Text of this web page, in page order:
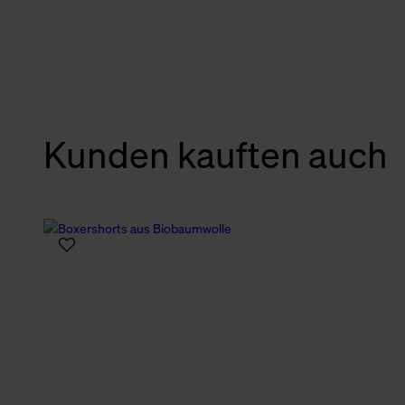
Kunden kauften auch